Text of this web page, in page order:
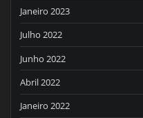
Janeiro 2023
Julho 2022
Junho 2022
Abril 2022
Janeiro 2022